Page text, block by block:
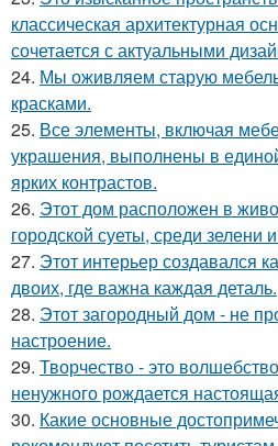
классическая архитектурная
сочетается с актуальными
24. Мы оживляем старую
красками.
25. Все элементы, включая
украшения, выполнены в
ярких контрастов.
26. Этот дом расположен в
городской суеты, среди зелени
27. Этот интерьер создавался
двоих, где важна каждая деталь.
28. Этот загородный дом - не
настроение.
29. Творчество - это
ненужного рождается
30. Какие основные